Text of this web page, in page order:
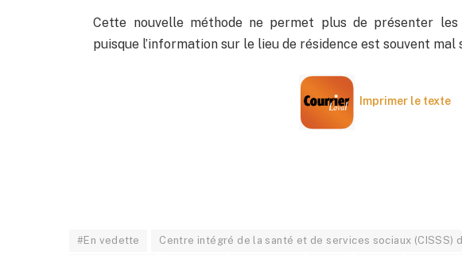
Cette nouvelle méthode ne permet plus de présenter les
puisque l’information sur le lieu de résidence est souvent mal
Imprimer le texte
#En vedette Centre intégré de la santé et de services sociaux (CISSS)